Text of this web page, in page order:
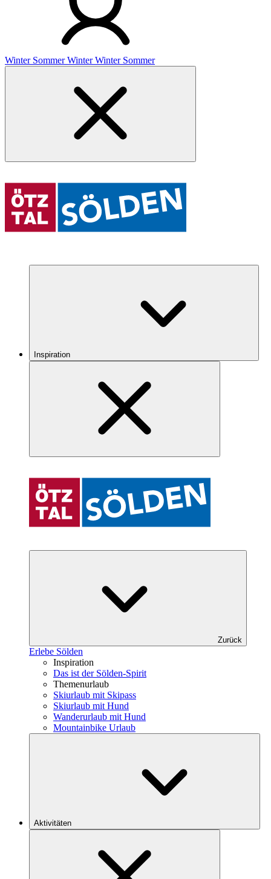
Winter Sommer Winter Winter Sommer
Inspiration
Zurück
Erlebe Sölden
Inspiration
Das ist der Sölden-Spirit
Themenurlaub
Skiurlaub mit Skipass
Skiurlaub mit Hund
Wanderurlaub mit Hund
Mountainbike Urlaub
Aktivitäten